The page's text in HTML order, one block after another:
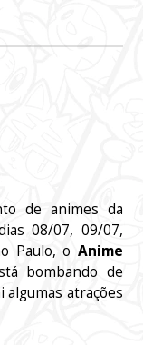
de animes da
08/07, 09/07,
Paulo, o Anime
bombando de
algumas atrações